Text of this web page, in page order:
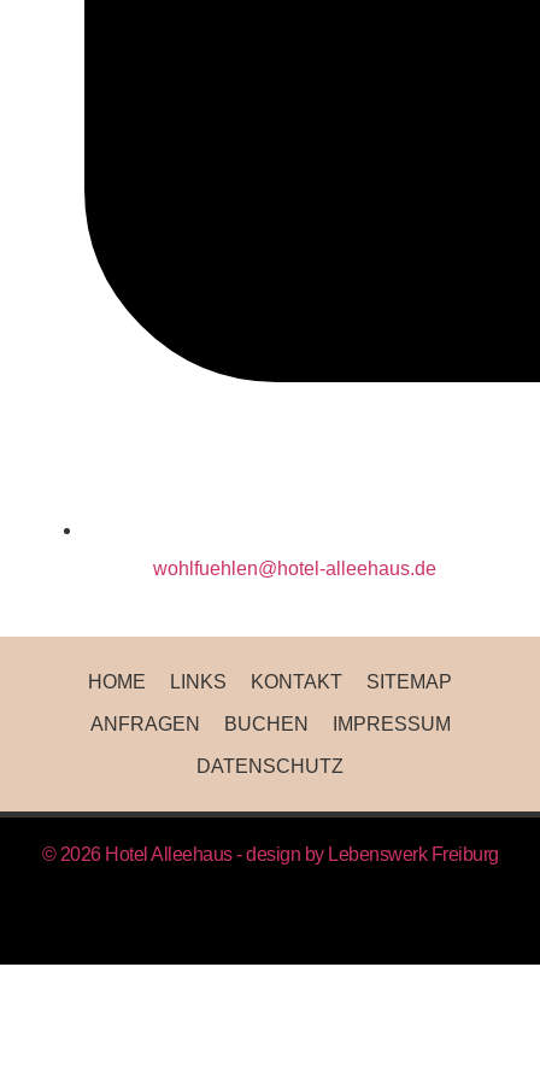
wohlfuehlen@hotel-alleehaus.de
HOME LINKS KONTAKT SITEMAP
ANFRAGEN BUCHEN IMPRESSUM
DATENSCHUTZ
© 2026 Hotel Alleehaus - design by Lebenswerk Freiburg